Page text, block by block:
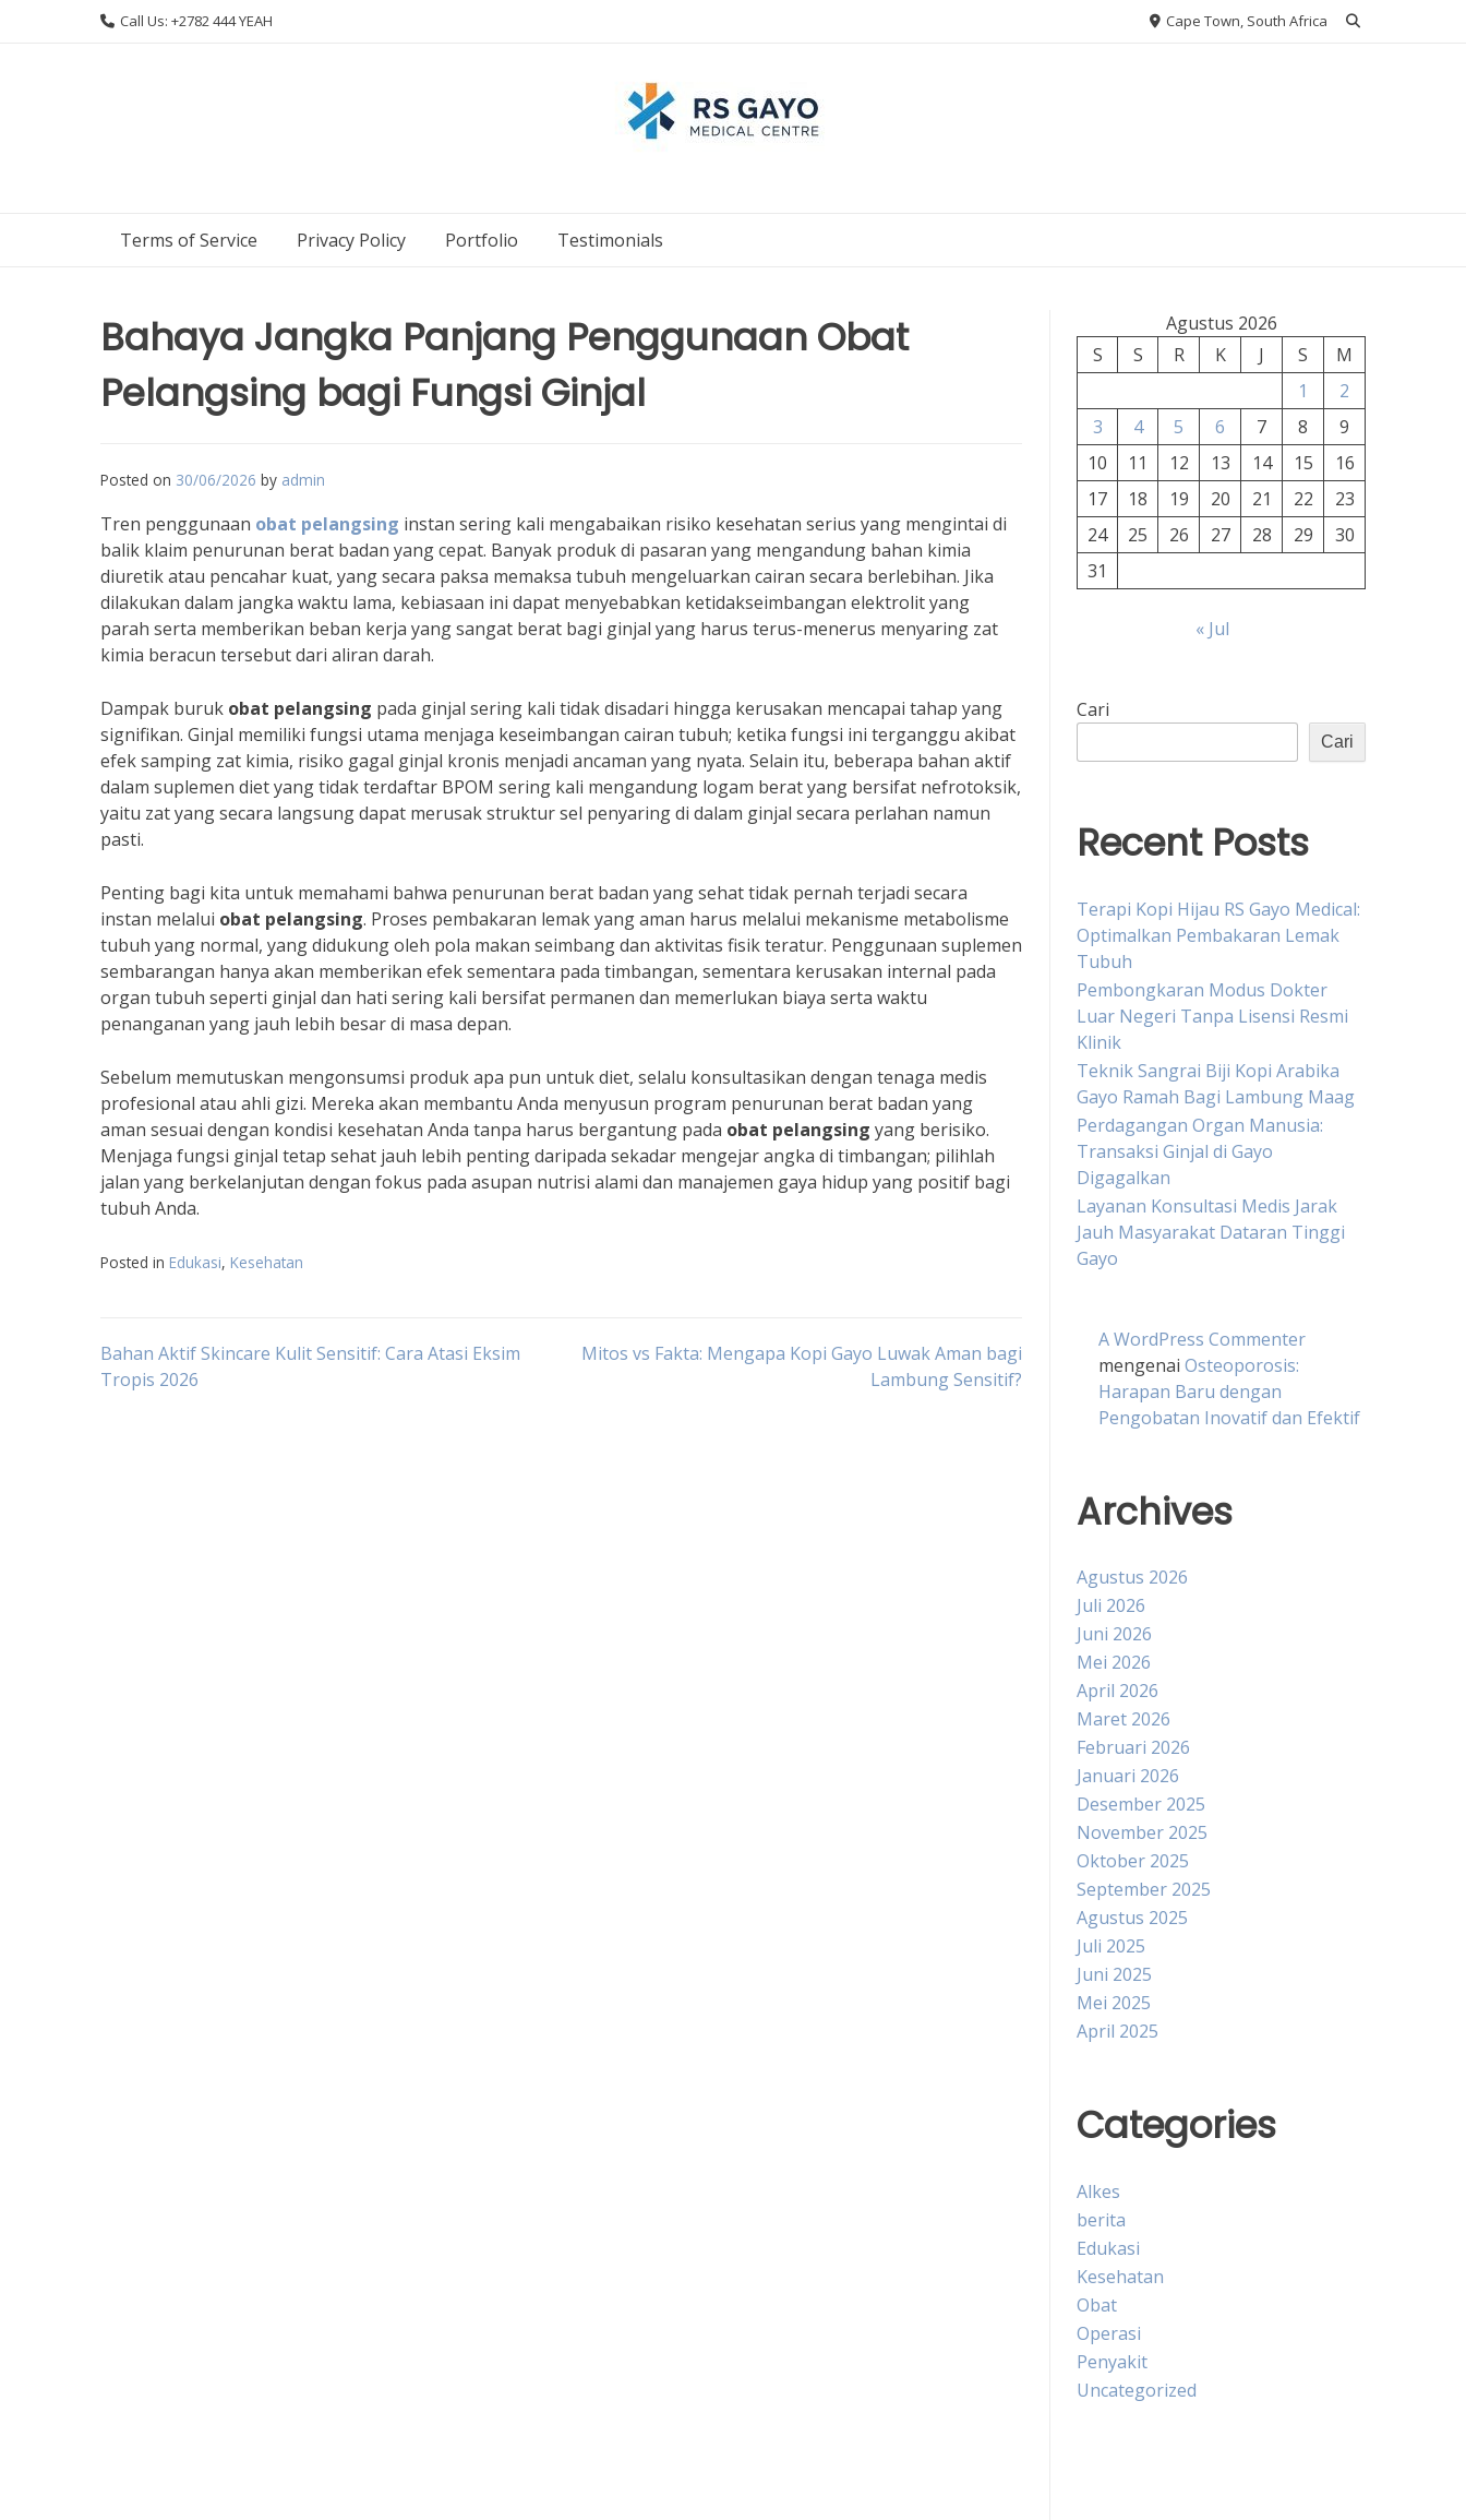
Call Us: +2782 444 YEAH Cape Town, South Africa
Terms of Service Privacy Policy Portfolio Testimonials
Bahaya Jangka Panjang Penggunaan Obat
Pelangsing bagi Fungsi Ginjal
Posted on 30/06/2026 by admin
Tren penggunaan obat pelangsing instan sering kali mengabaikan risiko kesehatan serius yang mengintai di
balik klaim penurunan berat badan yang cepat. Banyak produk di pasaran yang mengandung bahan kimia
diuretik atau pencahar kuat, yang secara paksa memaksa tubuh mengeluarkan cairan secara berlebihan. Jika
dilakukan dalam jangka waktu lama, kebiasaan ini dapat menyebabkan ketidakseimbangan elektrolit yang
parah serta memberikan beban kerja yang sangat berat bagi ginjal yang harus terus-menerus menyaring zat
kimia beracun tersebut dari aliran darah.
Dampak buruk obat pelangsing pada ginjal sering kali tidak disadari hingga kerusakan mencapai tahap yang
signifikan. Ginjal memiliki fungsi utama menjaga keseimbangan cairan tubuh; ketika fungsi ini terganggu akibat
efek samping zat kimia, risiko gagal ginjal kronis menjadi ancaman yang nyata. Selain itu, beberapa bahan aktif
dalam suplemen diet yang tidak terdaftar BPOM sering kali mengandung logam berat yang bersifat nefrotoksik,
yaitu zat yang secara langsung dapat merusak struktur sel penyaring di dalam ginjal secara perlahan namun
pasti.
Penting bagi kita untuk memahami bahwa penurunan berat badan yang sehat tidak pernah terjadi secara
instan melalui obat pelangsing. Proses pembakaran lemak yang aman harus melalui mekanisme metabolisme
tubuh yang normal, yang didukung oleh pola makan seimbang dan aktivitas fisik teratur. Penggunaan suplemen
sembarangan hanya akan memberikan efek sementara pada timbangan, sementara kerusakan internal pada
organ tubuh seperti ginjal dan hati sering kali bersifat permanen dan memerlukan biaya serta waktu
penanganan yang jauh lebih besar di masa depan.
Sebelum memutuskan mengonsumsi produk apa pun untuk diet, selalu konsultasikan dengan tenaga medis
profesional atau ahli gizi. Mereka akan membantu Anda menyusun program penurunan berat badan yang
aman sesuai dengan kondisi kesehatan Anda tanpa harus bergantung pada obat pelangsing yang berisiko.
Menjaga fungsi ginjal tetap sehat jauh lebih penting daripada sekadar mengejar angka di timbangan; pilihlah
jalan yang berkelanjutan dengan fokus pada asupan nutrisi alami dan manajemen gaya hidup yang positif bagi
tubuh Anda.
Posted in Edukasi, Kesehatan
Navigasi
Bahan Aktif Skincare Kulit Sensitif: Cara Atasi Eksim
Tropis 2026
Mitos vs Fakta: Mengapa Kopi Gayo Luwak Aman bagi
Lambung Sensitif?
Agustus 2026
S
S R K J S
M
1
2
3
4 5 6 7 8
9
10
11 12 13 14 15
16
17
18 19 20 21 22
23
24
25 26 27 28 29
30
31
« Jul
Cari
Cari
Recent Posts
Terapi Kopi Hijau RS Gayo Medical:
Optimalkan Pembakaran Lemak
Tubuh
Pembongkaran Modus Dokter
Luar Negeri Tanpa Lisensi Resmi
Klinik
Teknik Sangrai Biji Kopi Arabika
Gayo Ramah Bagi Lambung Maag
Perdagangan Organ Manusia:
Transaksi Ginjal di Gayo
Digagalkan
Layanan Konsultasi Medis Jarak
Jauh Masyarakat Dataran Tinggi
Gayo
A WordPress Commenter
mengenai Osteoporosis:
Harapan Baru dengan
Pengobatan Inovatif dan Efektif
Archives
Agustus 2026
Juli 2026
Juni 2026
Mei 2026
April 2026
Maret 2026
Februari 2026
Januari 2026
Desember 2025
November 2025
Oktober 2025
September 2025
Agustus 2025
Juli 2025
Juni 2025
Mei 2025
April 2025
Categories
Alkes
berita
Edukasi
Kesehatan
Obat
Operasi
Penyakit
Uncategorized